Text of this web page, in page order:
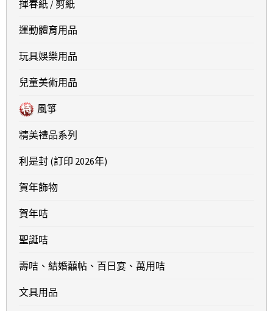
揮春紙 / 剪紙
運動體育用品
玩具娛樂用品
兒童美術用品
風箏
精美禮品系列
利是封 (訂印 2026年)
賀年飾物
賀年咭
聖誕咭
壽咭、結婚囍帖、百日宴、萬用咭
文具用品